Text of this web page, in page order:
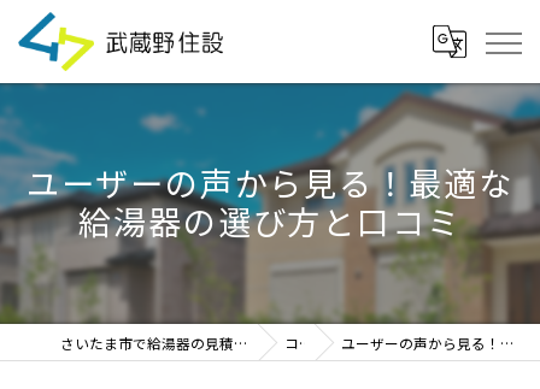
ユーザーの声から見る！最適な
給湯器の選び方と口コミ
さいたま市で給湯器の見積・設置・交換なら「武蔵野住設」 コラム ユーザーの声から見る！最適な給湯器の選び方と口コミ